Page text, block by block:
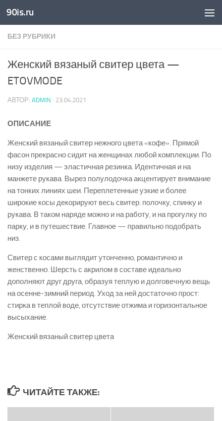
Skip to content
90is.ru
БЕЗ РУБРИКИ
Женский вязаный свитер цвета —
ETOVMODE
АВТОР: ADMIN · 23.04.2021
ОПИСАНИЕ
Женский вязаный свитер нежного цвета «кофе». Прямой
фасон прекрасно сидит на женщинах любой комплекции. По
низу изделия — эластичная резинка. Идентичная и на
манжете рукава. Вырез полулодочка акцентирует внимание
на тонких линиях шеи. Переплетенные узкие и более
широкие косы декорируют весь свитер: полочку, спинку и
рукава. В таком наряде можно и на работу, и на прогулку по
парку, и в путешествие. Главное — правильно подобрать
низ.
Свитер с косами выглядит утонченно, романтично и
женственно. Шерсть с акрилом в составе идеально
дополняют друг друга, образуя теплую и долговечную вещь
на осенне-зимний период. Уход за ней достаточно прост:
стирка в теплой воде, отсутствие отжима и горизонтальное
высыхание.
Женский вязаный свитер цвета
ЧИТАЙТЕ ТАКЖЕ: